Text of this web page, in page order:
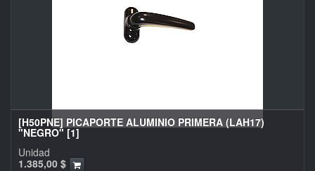
[H50PNE] PICAPORTE ALUMINIO PRIMERA (LAH17)
"NEGRO" [1]
1.385,00 $
Unidad